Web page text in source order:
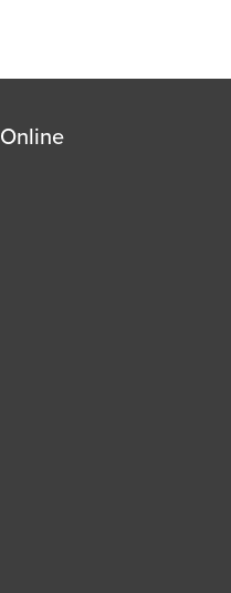
Online